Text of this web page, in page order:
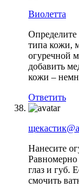
Виолетта
типа кожи,
огуречной
добавить
кожи –
Ответить
Нанесите
Равномерно
глаз и губ.
смочить